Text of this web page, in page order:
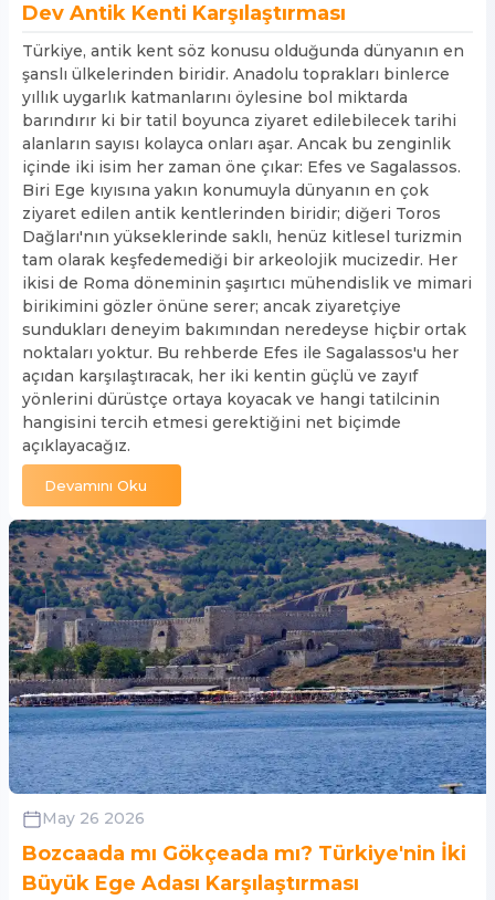
Dev Antik Kenti Karşılaştırması
Türkiye, antik kent söz konusu olduğunda dünyanın en
şanslı ülkelerinden biridir. Anadolu toprakları binlerce
yıllık uygarlık katmanlarını öylesine bol miktarda
barındırır ki bir tatil boyunca ziyaret edilebilecek tarihi
alanların sayısı kolayca onları aşar. Ancak bu zenginlik
içinde iki isim her zaman öne çıkar: Efes ve Sagalassos.
Biri Ege kıyısına yakın konumuyla dünyanın en çok
ziyaret edilen antik kentlerinden biridir; diğeri Toros
Dağları'nın yükseklerinde saklı, henüz kitlesel turizmin
tam olarak keşfedemediği bir arkeolojik mucizedir. Her
ikisi de Roma döneminin şaşırtıcı mühendislik ve mimari
birikimini gözler önüne serer; ancak ziyaretçiye
sundukları deneyim bakımından neredeyse hiçbir ortak
noktaları yoktur. Bu rehberde Efes ile Sagalassos'u her
açıdan karşılaştıracak, her iki kentin güçlü ve zayıf
yönlerini dürüstçe ortaya koyacak ve hangi tatilcinin
hangisini tercih etmesi gerektiğini net biçimde
açıklayacağız.
Devamını Oku
May 26 2026
Bozcaada mı Gökçeada mı? Türkiye'nin İki
Büyük Ege Adası Karşılaştırması